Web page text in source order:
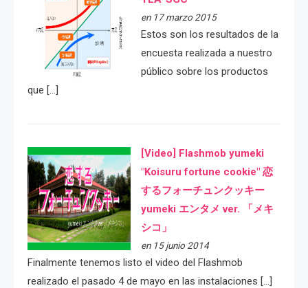
en 17 marzo 2015
Estos son los resultados de la
encuesta realizada a nuestro
público sobre los productos
que […]
[Video] Flashmob yumeki
"Koisuru fortune cookie" 恋
するフォーチュンクッキー
yumeki エンタメ ver. 「メキ
シコ」
en 15 junio 2014
Finalmente tenemos listo el video del Flashmob
realizado el pasado 4 de mayo en las instalaciones […]